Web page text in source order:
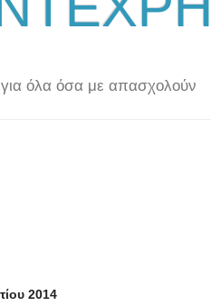
όλα όσα με απασχολούν
2014